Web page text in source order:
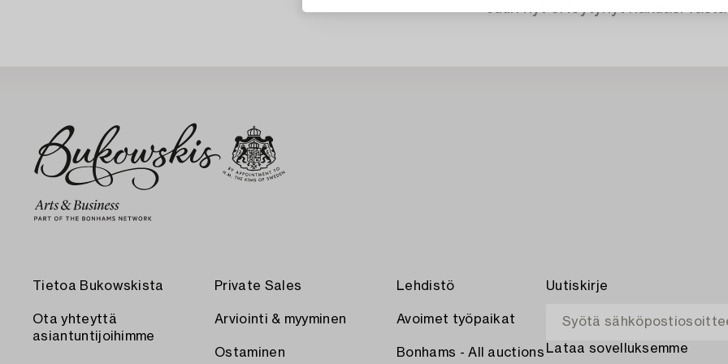
Juuri nyt ei löytynyt hakuasi
Tietoa Bukowskista
Ota yhteyttä
asiantuntijoihimme
Private Sales
Arviointi & myyminen
Ostaminen
Lehdistö
Avoimet työpaikat
Bonhams - All auctions
Uutiskirje
Lataa sovelluksemme